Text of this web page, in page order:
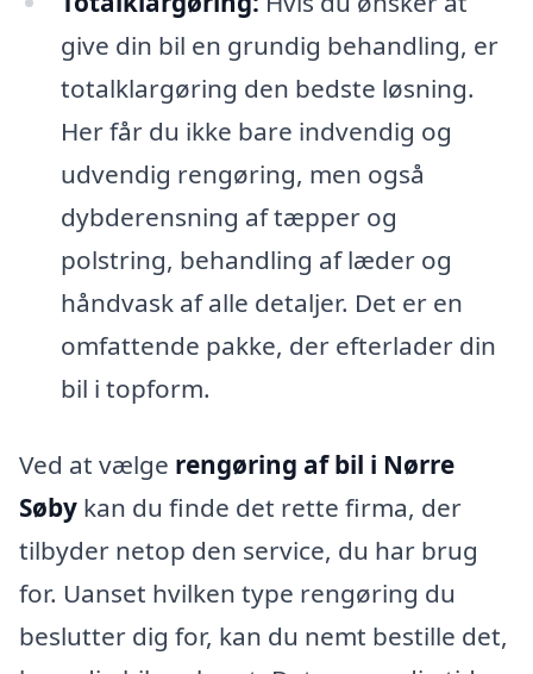
give din bil en grundig behandling, er
totalklargøring den bedste løsning.
Her får du ikke bare indvendig og
udvendig rengøring, men også
dybderensning af tæpper og
polstring, behandling af læder og
håndvask af alle detaljer. Det er en
omfattende pakke, der efterlader din
bil i topform.
Ved at vælge rengøring af bil i Nørre
Søby kan du finde det rette firma, der
tilbyder netop den service, du har brug
for. Uanset hvilken type rengøring du
beslutter dig for, kan du nemt bestille det,